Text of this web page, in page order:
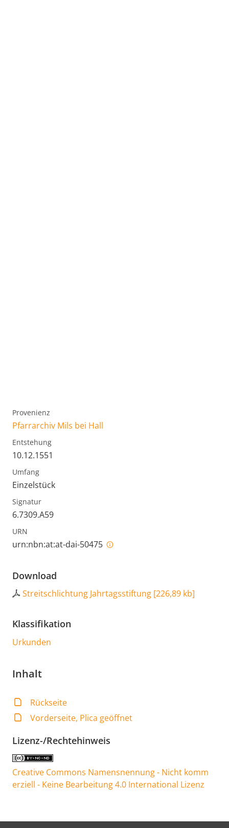
Provenienz
Pfarrarchiv Mils bei Hall
Entstehung
10.12.1551
Umfang
Einzelstück
Signatur
6.7309.A59
URN
urn:nbn:at:at-dai-50475
Download
Streitschlichtung Jahrtagsstiftung [226,89 kb]
Klassifikation
Urkunden
Inhalt
Rückseite
Vorderseite, Plica geöffnet
Lizenz-/Rechtehinweis
Creative Commons Namensnennung - Nicht komm
erziell - Keine Bearbeitung 4.0 International Lizenz